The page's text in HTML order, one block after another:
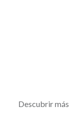
Descubrir más